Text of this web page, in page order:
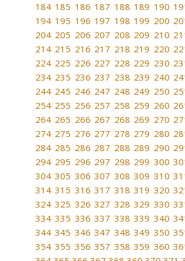
184 185 186 187 188 189 190
194 195 196 197 198 199 200
204 205 206 207 208 209 210
214 215 216 217 218 219 220
224 225 226 227 228 229 230
234 235 236 237 238 239 240
244 245 246 247 248 249 250
254 255 256 257 258 259 260
264 265 266 267 268 269 270
274 275 276 277 278 279 280
284 285 286 287 288 289 290
294 295 296 297 298 299 300
304 305 306 307 308 309 310
314 315 316 317 318 319 320
324 325 326 327 328 329 330
334 335 336 337 338 339 340
344 345 346 347 348 349 350
354 355 356 357 358 359 360